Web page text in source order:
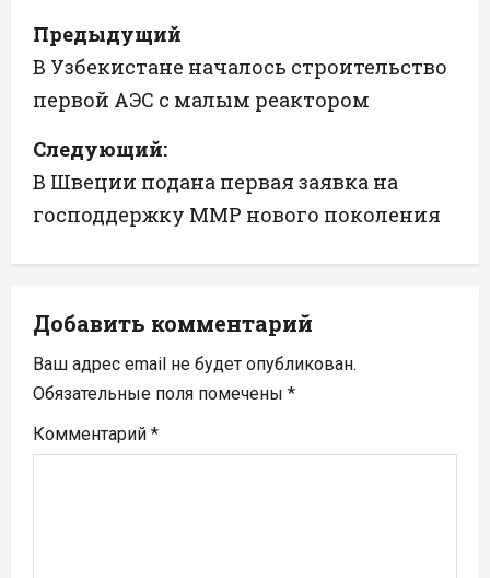
Н
а
в
и
г
а
и
я
п
Предыдущий
В Узбекистане началось строительство
первой АЭС с малым реактором
Следующий:
В Швеции подана первая заявка на
господдержку ММР нового поколения
Добавить комментарий
Ваш адрес email не будет опубликован.
Обязательные поля помечены *
Комментарий *